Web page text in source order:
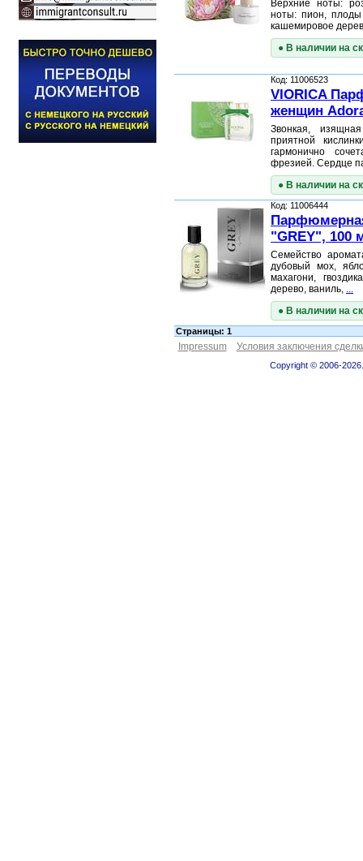
Верхние ноты:
ноты: пион,
кашемировое
● В наличии на
Код: 11006523
VIORICA
женщин
Звонкая,
приятной
гармонично
фрезией. Сердце
● В наличии на
Код: 11006444
"GREY", 100
Семейство
дубовый мох,
махагони,
дерево, ваниль, ...
● В наличии на
Страницы: 1
Impressum Условия заключения
Copyright © 2006-